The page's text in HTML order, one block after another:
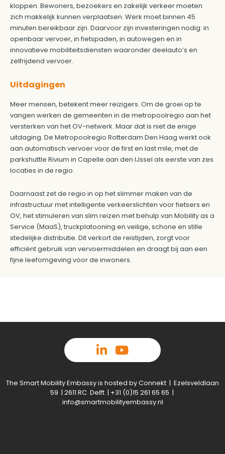
kloppen. Bewoners, bezoekers en zakelijk verkeer moeten
zich makkelijk kunnen verplaatsen. Werk moet binnen 45
minuten bereikbaar zijn. Daarvoor zijn investeringen nodig: in
openbaar vervoer, in fietspaden, in autowegen en in
innovatieve mobiliteitsdiensten waaronder deelauto’s en
zelfrijdend vervoer.
Uitdagingen
Meer mensen, betekent meer reizigers. Om de groei op te
vangen werken de gemeenten in de metropoolregio aan het
versterken van het OV-netwerk. Maar dat is niet de enige
uitdaging. De Metropoolregio Rotterdam Den Haag werkt ook
aan automatisch vervoer voor de first en last mile, met de
parkshuttle Rivium in Capelle aan den IJssel als eerste van zes
locaties in de regio.
Daarnaast zet de regio in op het slimmer maken van de
infrastructuur met intelligente verkeerslichten voor fietsers en
OV, het stimuleren van slim reizen met behulp van Mobility as a
Service (MaaS), truckplatooning en veilige, schone en stille
stedelijke distributie. Dit verkort de reistijden, zorgt voor
efficiënt gebruik van vervoermiddelen en draagt bij aan een
fijne leefomgeving voor de inwoners.
The Smart Mobility Embassy is hosted by Connekt | Ezelsveldlaan
59 | 2611 RC Delft | +31 (0)15 261 65 65 |
info@smartmobilityembassy.nl